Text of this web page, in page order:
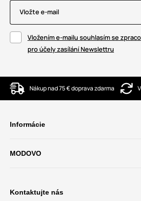
Vložte e-mail
Vložením e-mailu souhlasím se
pro účely zasílání Newslettru
Nákup nad 75 € doprava zdarma
Informácie
MODOVO
Kontaktujte nás